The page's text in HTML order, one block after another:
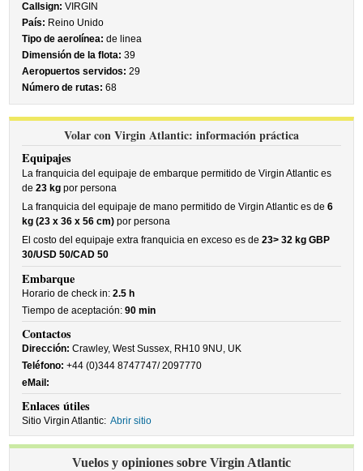
Callsign: VIRGIN
País: Reino Unido
Tipo de aerolínea: de linea
Dimensión de la flota: 39
Aeropuertos servidos: 29
Número de rutas: 68
Volar con Virgin Atlantic: información práctica
Equipajes
La franquicia del equipaje de embarque permitido de Virgin Atlantic es
de23 kg por persona
La franquicia del equipaje de mano permitido de Virgin Atlantic es de6
kg (23 x 36 x 56 cm) por persona
El costo del equipaje extra franquicia en exceso es de23> 32 kg GBP
30/USD 50/CAD 50
Embarque
Horario de check in:2.5 h
Tiempo de aceptación:90 min
Contactos
Dirección: Crawley, West Sussex, RH10 9NU, UK
Teléfono: +44 (0)344 8747747/ 2097770
eMail:
Enlaces útiles
Sitio Virgin Atlantic: Abrir sitio
Vuelos y opiniones sobre Virgin Atlantic